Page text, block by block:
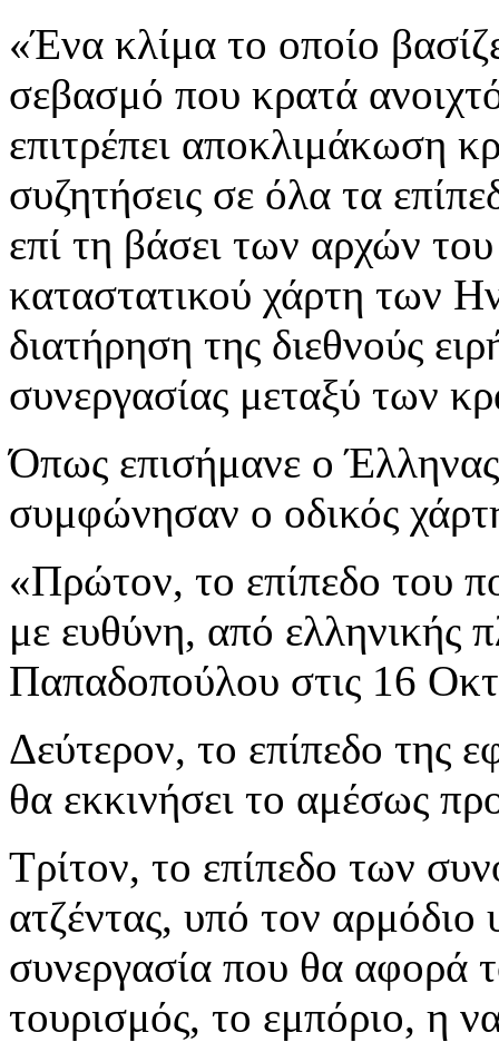
«Ένα κλίμα το οποίο
σεβασμό που κρατά
επιτρέπει αποκλιμάκωση
συζητήσεις σε όλα τα
επί τη βάσει των αρχών του
καταστατικού χάρτη των
διατήρηση της διεθνούς
συνεργασίας μεταξύ των
Όπως επισήμανε ο
συμφώνησαν ο οδικός
«Πρώτον, το επίπεδο του
με ευθύνη, από ελληνικής
Παπαδοπούλου στις 16
Δεύτερον, το επίπεδο της
θα εκκινήσει το αμέσως
Τρίτον, το επίπεδο των
ατζέντας, υπό τον
συνεργασία που θα αφορά
τουρισμός, το εμπόριο, η